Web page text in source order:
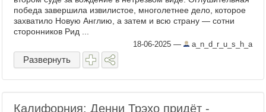
победа завершила извилистое, многолетнее дело, которое
захватило Новую Англию, а затем и всю страну — сотни
сторонников Рид ...
18-06-2025 — a_n_d_r_u_s_h_a
Развернуть
Калифорния: Денни Трэхо придёт -